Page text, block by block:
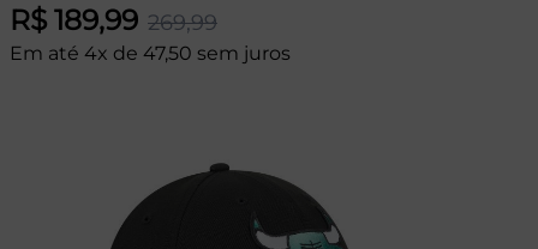
R$ 189,99 269,99
Em até 4x de 47,50 sem juros